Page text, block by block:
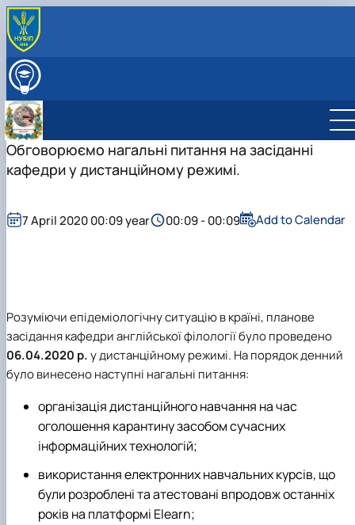
ABOUT
EDUCATION
TEACHING AND RESEARCH
Науково-дослідна робота
Навчально-методична робота
Міжнародна діяльність
Культурно-виховна робота
STAFF
STUDY GROUPS
Студентський науковий гурток “BUSINESS
Студентський науковий гурток "Майстерність
усного та письмового перекладу”
Обговорюємо нагальні питання на засіданні
кафедри у дистанційному режимі.
Розуміючи епідеміологічну ситуацію в країні, планове
засідання кафедри англійської філології було проведено
06.04.2020 р.у дистанційному режимі. На порядок денний
було винесено наступні нагальні питання:
організація дистанційного навчання на час
оголошення карантину засобом сучасних
інформаційних технологій;
використання електронних навчальних курсів, що
були розроблені та атестовані впродовж останніх
років на платформі Еlearn;
7 April 2020 00:09 year 00:09 - 00:09 Add to Calendar